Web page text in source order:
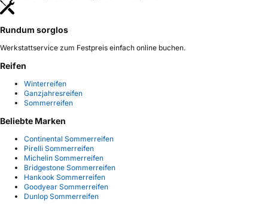
Rundum sorglos
Werkstattservice zum Festpreis einfach online buchen.
Reifen
Winterreifen
Ganzjahresreifen
Sommerreifen
Beliebte Marken
Continental Sommerreifen
Pirelli Sommerreifen
Michelin Sommerreifen
Bridgestone Sommerreifen
Hankook Sommerreifen
Goodyear Sommerreifen
Dunlop Sommerreifen